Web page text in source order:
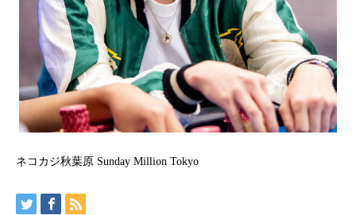
ネコカジ秋葉原 Sunday Million Tokyo